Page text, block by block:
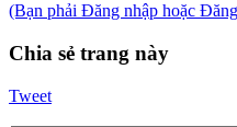
(Bạn phải Đăng nhập hoặc
Chia sẻ trang này
Tweet